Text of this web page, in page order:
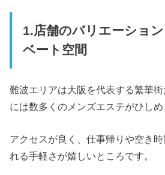
1.店舗のバリエーショ
ベート空間
難波エリアは大阪を代表する繁華
には数多くのメンズエステがひしめ
アクセスが良く、仕事帰りや空き
れる手軽さが嬉しいところです。